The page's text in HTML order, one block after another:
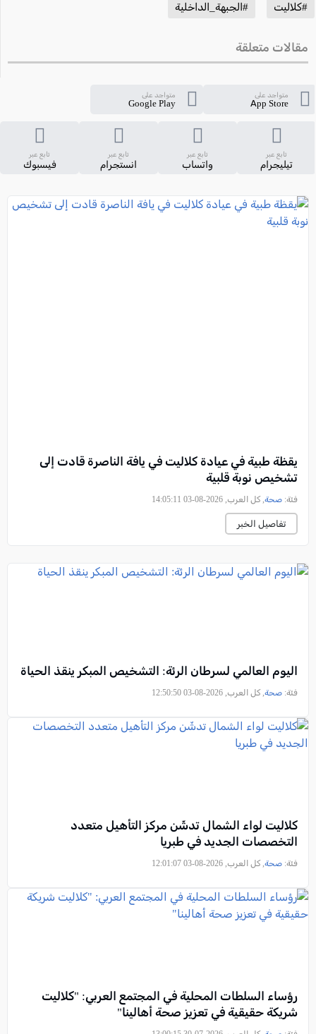
#كلاليت #الجبهة_الداخلية
مقالات متعلقة
متواجد على
App Store
متواجد على
Google Play
تابع عبر
تيليجرام
تابع عبر
واتساب
تابع عبر
انستجرام
تابع عبر
فيسبوك
يقظة طبية في عيادة كلاليت في يافة الناصرة قادت إلى
تشخيص نوبة قلبية
فئة: صحة, كل العرب, 2026-08-03 14:05:11
تفاصيل الخبر
اليوم العالمي لسرطان الرئة: التشخيص المبكر ينقذ الحياة
فئة: صحة, كل العرب, 2026-08-03 12:50:50
كلاليت لواء الشمال تدشّن مركز التأهيل متعدد
التخصصات الجديد في طبريا
فئة: صحة, كل العرب, 2026-08-03 12:01:07
رؤساء السلطات المحلية في المجتمع العربي: "كلاليت
شريكة حقيقية في تعزيز صحة أهالينا"